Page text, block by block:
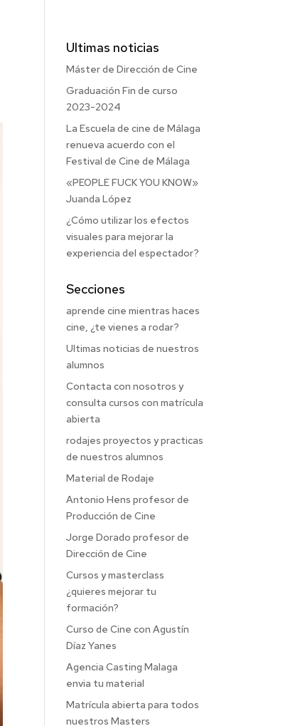
Ultimas noticias
Máster de Dirección de Cine
Graduación Fin de curso
2023-2024
La Escuela de cine de Málaga
renueva acuerdo con el
Festival de Cine de Málaga
«PEOPLE FUCK YOU KNOW»
Juanda López
¿Cómo utilizar los efectos
visuales para mejorar la
experiencia del espectador?
Secciones
aprende cine mientras haces
cine, ¿te vienes a rodar?
Ultimas noticias de nuestros
alumnos
Contacta con nosotros y
consulta cursos con matrícula
abierta
rodajes proyectos y practicas
de nuestros alumnos
Material de Rodaje
Antonio Hens profesor de
Producción de Cine
Jorge Dorado profesor de
Dirección de Cine
Cursos y masterclass
¿quieres mejorar tu
formación?
Curso de Cine con Agustín
Díaz Yanes
Agencia Casting Malaga
envia tu material
Matrícula abierta para todos
nuestros Masters